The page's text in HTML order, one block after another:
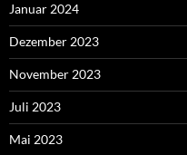
Januar 2024
Dezember 2023
November 2023
Juli 2023
Mai 2023